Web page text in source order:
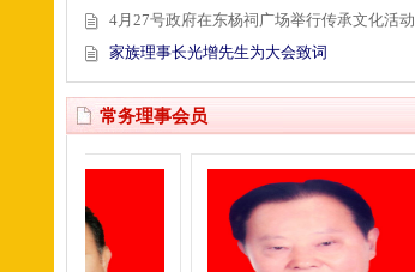
4月27号政府在东杨祠广场举行传承文化活动
家族理事长光增先生为大会致词
常务理事会员